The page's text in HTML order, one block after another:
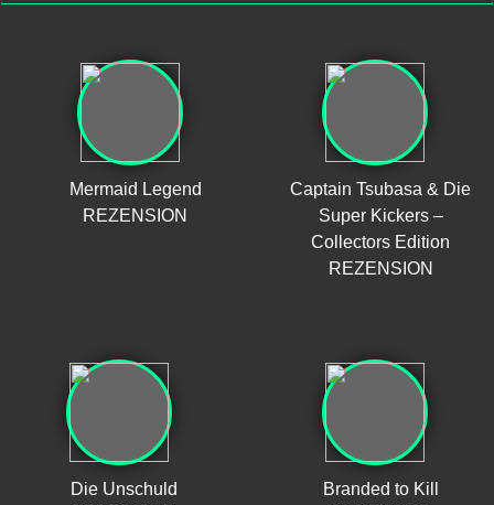
Mermaid Legend
REZENSION
Captain Tsubasa & Die
Super Kickers –
Collectors Edition
REZENSION
Die Unschuld
Branded to Kill